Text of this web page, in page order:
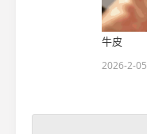
牛皮
2026-2-05